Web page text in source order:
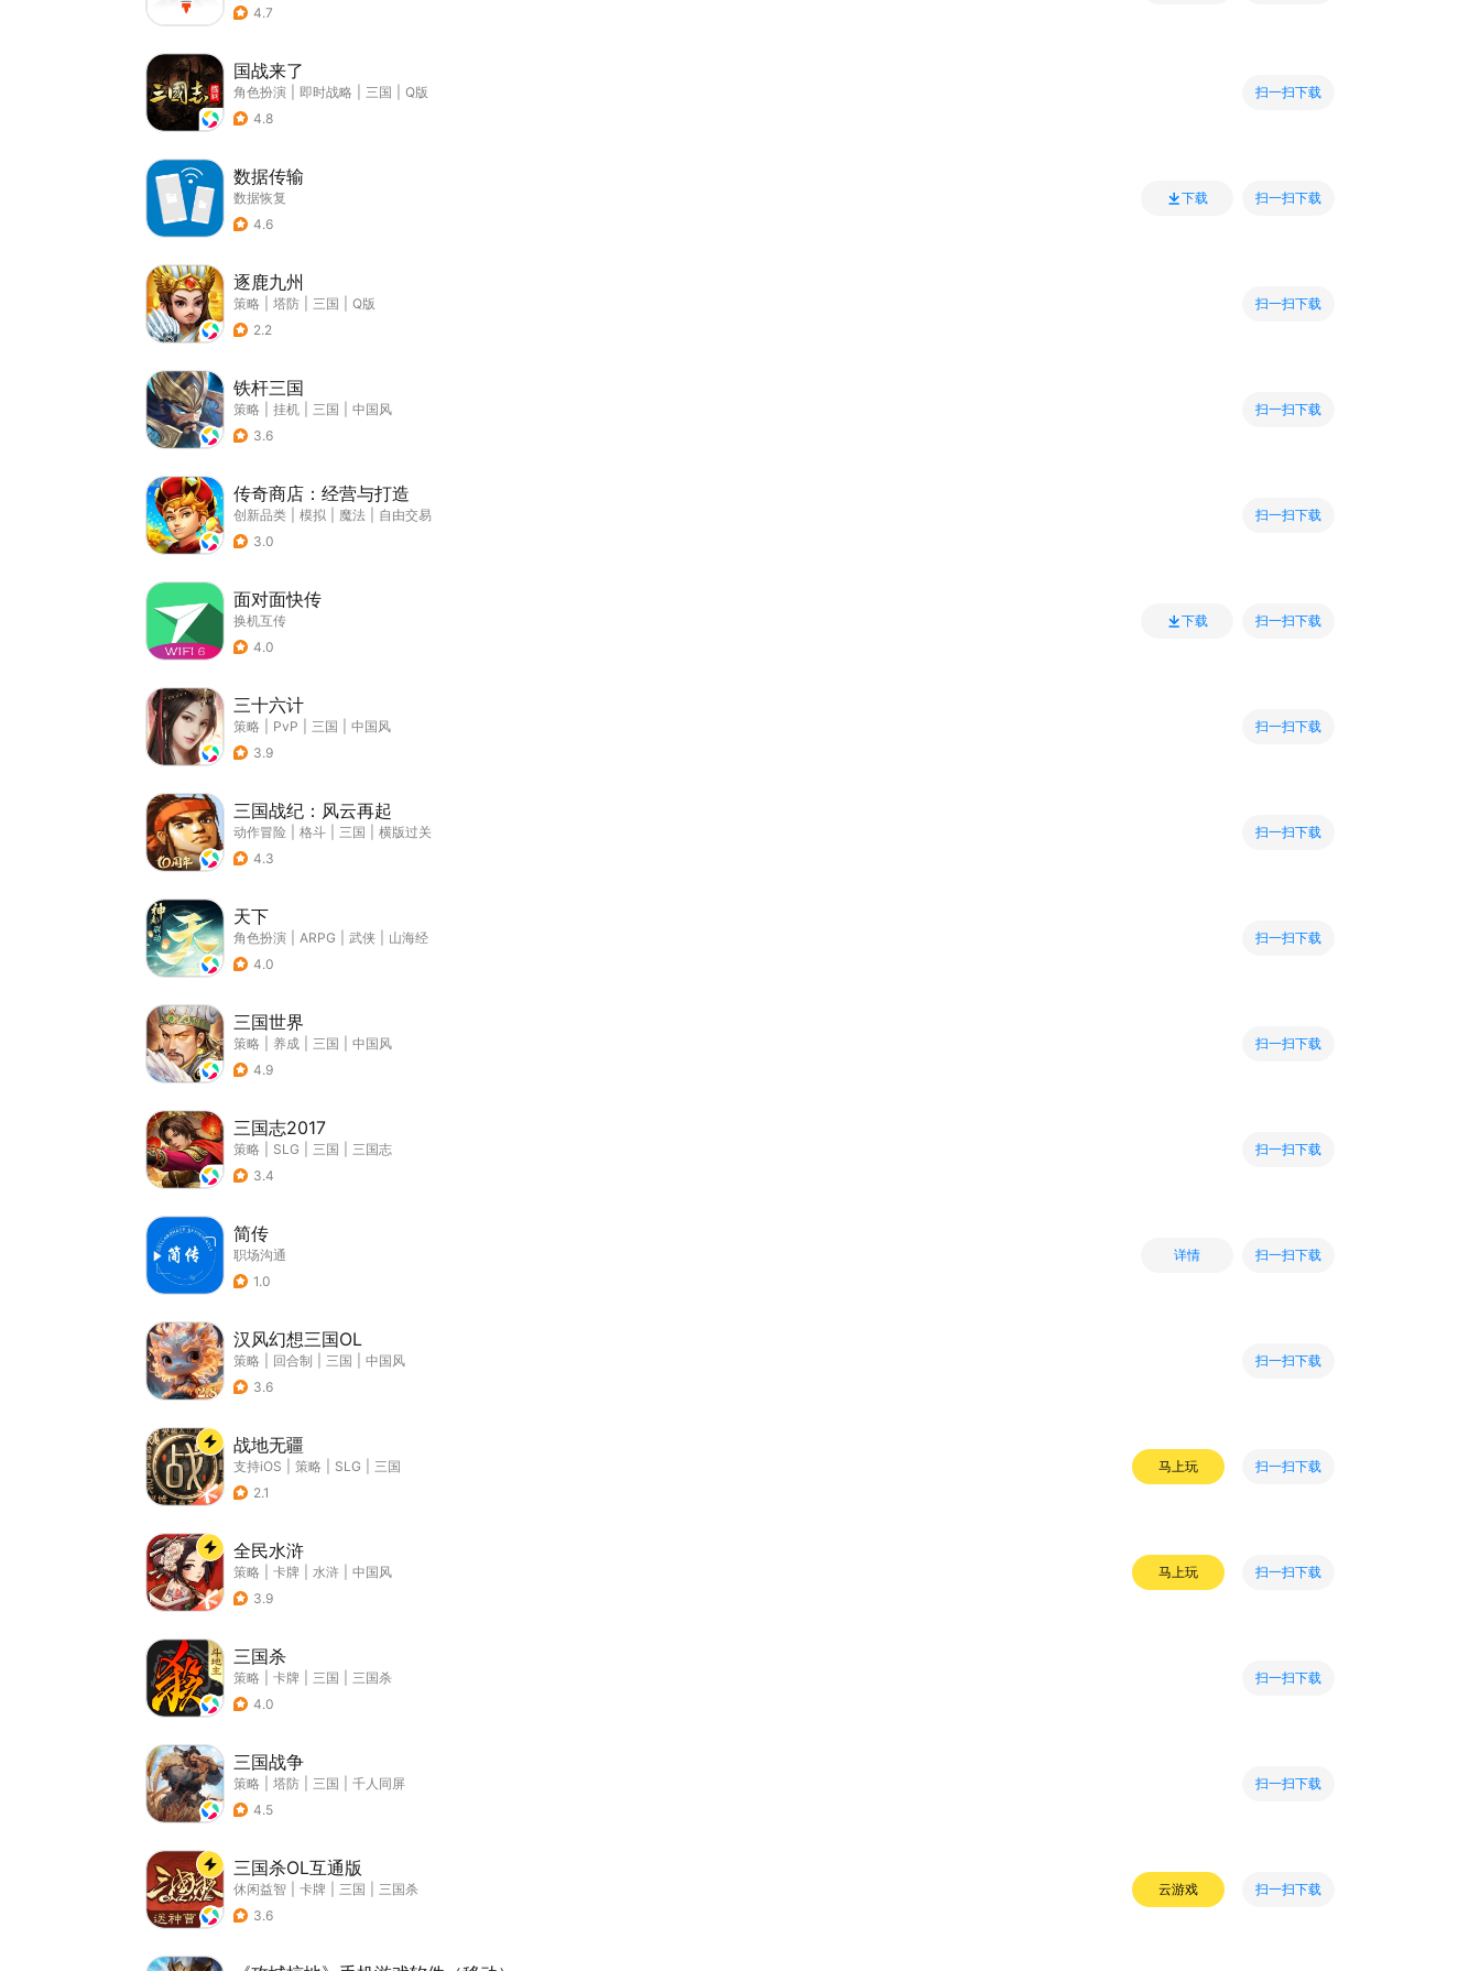
4.7
国战来了
角色扮演 即时战略 三国
Q版
4.8
扫一扫下载
数据传输
数据恢复
4.6
下载 扫一扫下载
逐鹿九州
策略 塔防 三国
Q版
2.2
扫一扫下载
铁杆三国
策略 挂机 三国
中国风
3.6
扫一扫下载
传奇商店：经营与打造
创新品类 模拟 魔法
自由交易
3.0
扫一扫下载
面对面快传
换机互传
4.0
下载 扫一扫下载
三十六计
策略 PvP 三国
中国风
3.9
扫一扫下载
三国战纪：风云再起
动作冒险 格斗 三国
横版过关
4.3
扫一扫下载
天下
角色扮演 ARPG 武侠
山海经
4.0
扫一扫下载
三国世界
策略 养成 三国
中国风
4.9
扫一扫下载
三国志2017
策略 SLG 三国
三国志
3.4
扫一扫下载
简传
职场沟通
1.0
详情 扫一扫下载
汉风幻想三国OL
策略 回合制 三国
中国风
3.6
扫一扫下载
战地无疆
支持iOS 策略 SLG
三国
2.1
马上玩 扫一扫下载
全民水浒
策略 卡牌 水浒
中国风
3.9
马上玩 扫一扫下载
三国杀
策略 卡牌 三国
三国杀
4.0
扫一扫下载
三国战争
策略 塔防 三国
千人同屏
4.5
扫一扫下载
三国杀OL互通版
休闲益智 卡牌 三国
三国杀
3.6
云游戏 扫一扫下载